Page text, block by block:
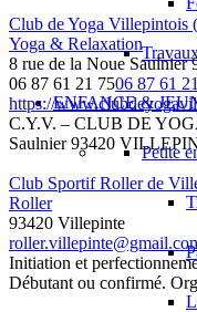
ENFANCE &
Petite
Club de Yoga Villepintois
Yoga & Relaxation
8 rue de la Noue Saulnier
06 87 61 21 7506 87 61
https://
C.Y.V. – CLUB DE
Saulnier 93420
Club Sportif Roller de
Roller
93420 Villepinte
Initiation et
Débutant ou confirmé.